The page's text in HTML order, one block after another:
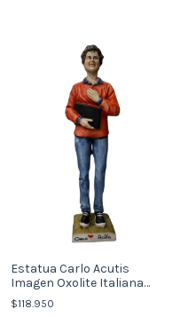
Estatua Carlo Acutis
Imagen Oxolite Italiana
22cm
$118.950